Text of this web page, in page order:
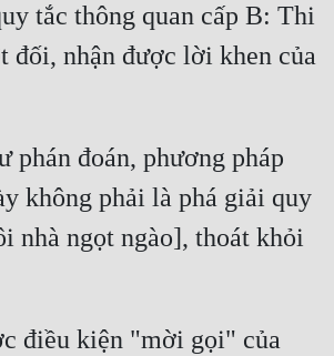
tắc thông quan cấp B: Thi
đối, nhận được lời khen của
phán đoán, phương pháp
không phải là phá giải quy
nhà ngọt ngào], thoát khỏi
điều kiện "mời gọi" của